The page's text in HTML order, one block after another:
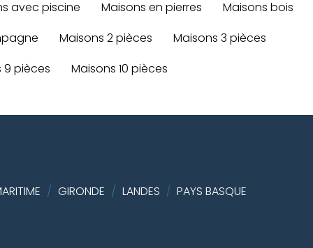
avec piscine Maisons en pierres
Maisons bois
Maisons 2 pièces
Maisons 3 pièces
9 pièces
Maisons 10 pièces
/ GIRONDE / LANDES / PAYS BASQUE